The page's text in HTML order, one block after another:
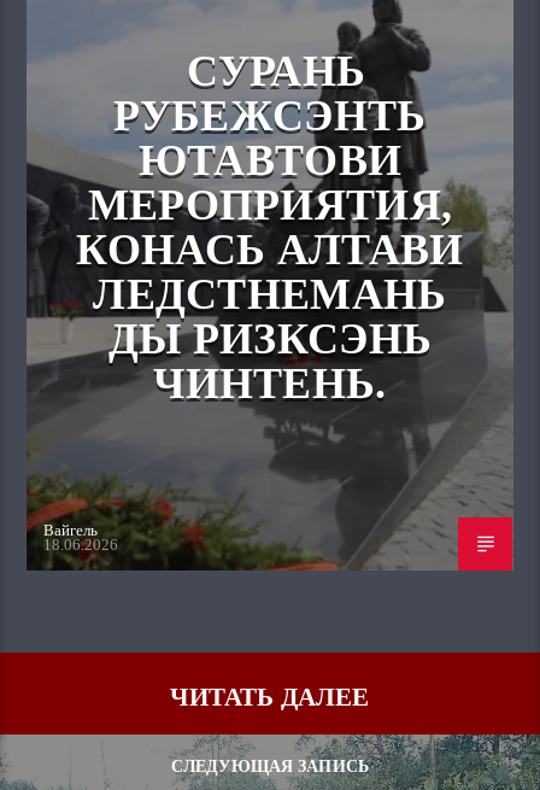
СУРАНЬ
РУБЕЖСЭНТЬ
ЮТАВТОВИ
МЕРОПРИЯТИЯ,
КОНАСЬ АЛТАВИ
ЛЕДСТНЕМАНЬ
ДЫ РИЗКСЭНЬ
ЧИНТЕНЬ.
Вайгель
18.06.2026
ЧИТАТЬ ДАЛЕЕ
СЛЕДУЮЩАЯ ЗАПИСЬ